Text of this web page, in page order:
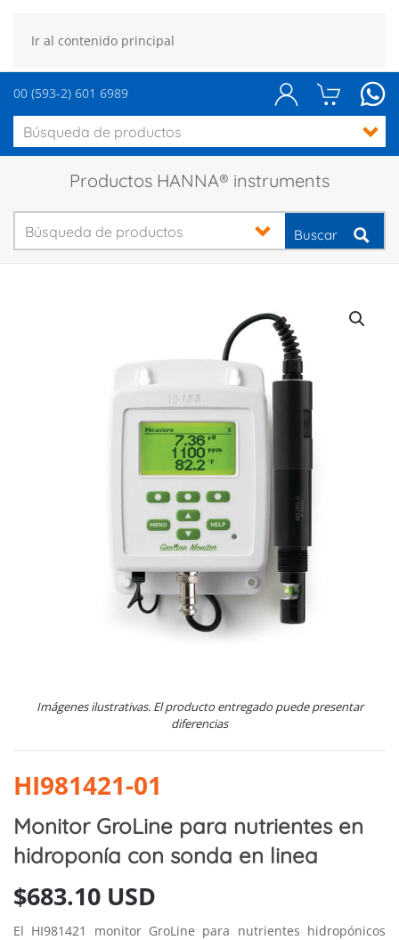
Ir al contenido principal
00 (593-2) 601 6989
Productos HANNA® instruments
Buscar
Imágenes ilustrativas. El producto entregado puede presentar
diferencias
HI981421-01
Monitor GroLine para nutrientes en
hidroponía con sonda en linea
$683.10 USD
El HI981421 monitor GroLine para nutrientes hidropónicos